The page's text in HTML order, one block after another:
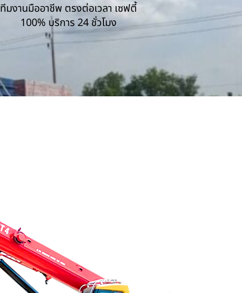
ทีมงานมืออาชีพ ตรงต่อเวลา เซฟตี้
100% บริการ 24 ชั่วโมง